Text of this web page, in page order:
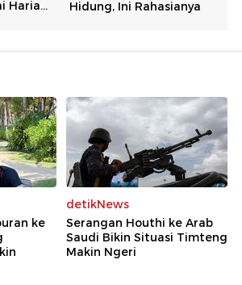
ke
detikNews
Serangan Houthi ke Arab
Saudi Bikin Situasi Timteng
Makin Ngeri